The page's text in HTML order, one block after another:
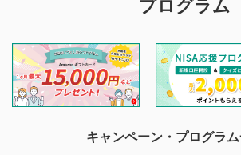
を目的として、各動画コンテンツに、評価
投稿ができます。利用者は以下の注意事項
閲覧および投稿を行うものとしてください
他の利用者が動画を視聴される際の参考に
待ちしております。
なお、投稿をもって、本注意事項に同意さ
プログラム
キャンペーン・プログラ